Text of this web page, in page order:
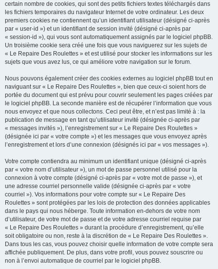
certain nombre de cookies, qui sont des petits fichiers textes téléchargés dans
les fichiers temporaires du navigateur Internet de votre ordinateur. Les deux
premiers cookies ne contiennent qu’un identifiant utilisateur (désigné ci-après
par « user-id ») et un identifiant de session invité (désigné ci-après par
« session-id »), qui vous sont automatiquement assignés par le logiciel phpBB.
Un troisième cookie sera créé une fois que vous naviguerez sur les sujets de
« Le Repaire Des Roulettes » et est utilisé pour stocker les informations sur les
sujets que vous avez lus, ce qui améliore votre navigation sur le forum.
Nous pouvons également créer des cookies externes au logiciel phpBB tout en
naviguant sur « Le Repaire Des Roulettes », bien que ceux-ci soient hors de
portée du document qui est prévu pour couvrir seulement les pages créées par
le logiciel phpBB. La seconde manière est de récupérer l’information que vous
nous envoyez et que nous collectons. Ceci peut être, et n’est pas limité à : la
publication de message en tant qu’utilisateur invité (désignée ci-après par
« messages invités »), l’enregistrement sur « Le Repaire Des Roulettes »
(désignée ici par « votre compte ») et les messages que vous envoyez après
l’enregistrement et lors d’une connexion (désignés ici par « vos messages »).
Votre compte contiendra au minimum un identifiant unique (désigné ci-après
par « votre nom d’utilisateur »), un mot de passe personnel utilisé pour la
connexion à votre compte (désigné ci-après par « votre mot de passe »), et
une adresse courriel personnelle valide (désignée ci-après par « votre
courriel »). Vos informations pour votre compte sur « Le Repaire Des
Roulettes » sont protégées par les lois de protection des données applicables
dans le pays qui nous héberge. Toute information en-dehors de votre nom
d’utilisateur, de votre mot de passe et de votre adresse courriel requise par
« Le Repaire Des Roulettes » durant la procédure d’enregistrement, qu’elle
soit obligatoire ou non, reste à la discrétion de « Le Repaire Des Roulettes ».
Dans tous les cas, vous pouvez choisir quelle information de votre compte sera
affichée publiquement. De plus, dans votre profil, vous pouvez souscrire ou
non à l’envoi automatique de courriel par le logiciel phpBB.